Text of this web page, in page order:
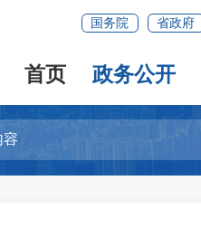
国务院 省政府
首页 政务公开